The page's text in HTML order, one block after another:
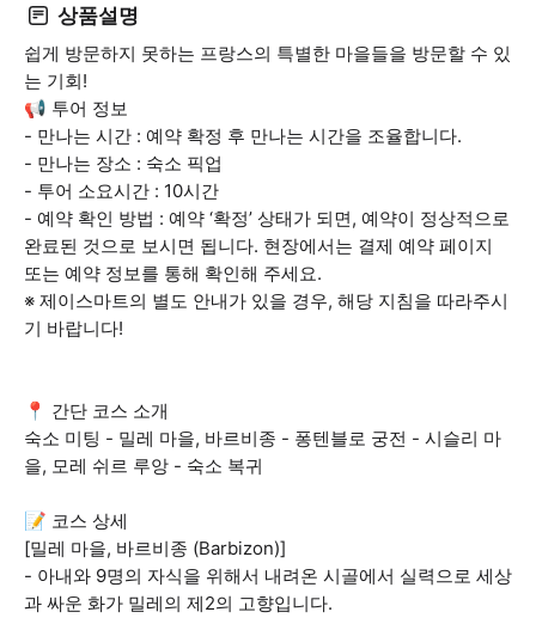
상품설명
쉽게 방문하지 못하는 프랑스의 특별한 마을들을 방문할 수 있
는 기회!
📢 투어 정보
- 만나는 시간 : 예약 확정 후 만나는 시간을 조율합니다.
- 만나는 장소 : 숙소 픽업
- 투어 소요시간 : 10시간
- 예약 확인 방법 : 예약 ‘확정’ 상태가 되면, 예약이 정상적으로
완료된 것으로 보시면 됩니다. 현장에서는 결제 예약 페이지
또는 예약 정보를 통해 확인해 주세요.
※ 제이스마트의 별도 안내가 있을 경우, 해당 지침을 따라주시
기 바랍니다!
📍 간단 코스 소개
숙소 미팅 - 밀레 마을, 바르비종 - 퐁텐블로 궁전 - 시슬리 마
을, 모레 쉬르 루앙 - 숙소 복귀
📝 코스 상세
[밀레 마을, 바르비종 (Barbizon)]
- 아내와 9명의 자식을 위해서 내려온 시골에서 실력으로 세상
과 싸운 화가 밀레의 제2의 고향입니다.